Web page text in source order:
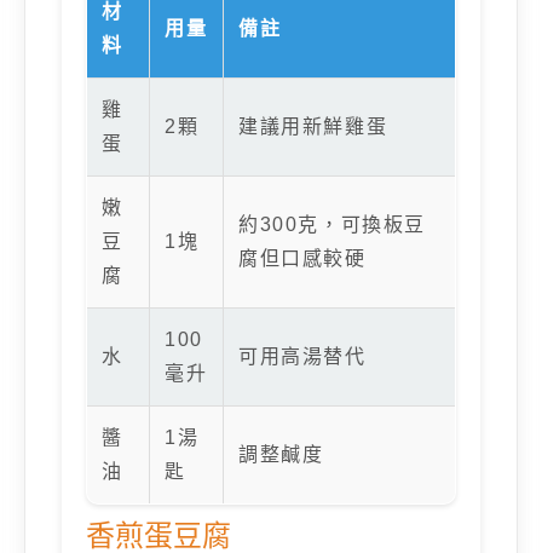
材
料
用量 備註
雞
蛋
2顆 建議用新鮮雞蛋
嫩
豆
腐
1塊
約300克，可換板豆
腐但口感較硬
水
100
毫升
可用高湯替代
醬
油
1湯
匙
調整鹹度
香煎蛋豆腐